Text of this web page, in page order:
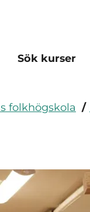
Sök kurser
folkhögskola